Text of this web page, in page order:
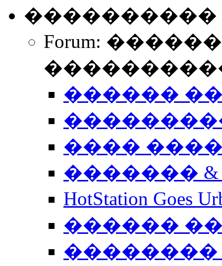
����������
Forum:
������
����
�������
HotStation
������
��������